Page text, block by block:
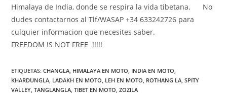
Himalaya de India, donde se respira la vida tibetana. No
dudes contactarnos al Tlf/WASAP +34 633242726 para
culquier informacion que necesites saber.
FREEDOM IS NOT FREE !!!!!
ETIQUETAS:CHANGLA, HIMALAYA EN MOTO, INDIA EN MOTO,
KHARDUNGLA, LADAKH EN MOTO, LEH EN MOTO, ROTHANG LA, SPITY
VALLEY, TANGLANGLA, TIBET EN MOTO, ZOZILA